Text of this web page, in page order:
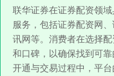
联华证券在证券配资领
服务，包括证券配资网
讯网等。消费者在选择
和口碑，以确保找到可
开通与交易过程中，平台